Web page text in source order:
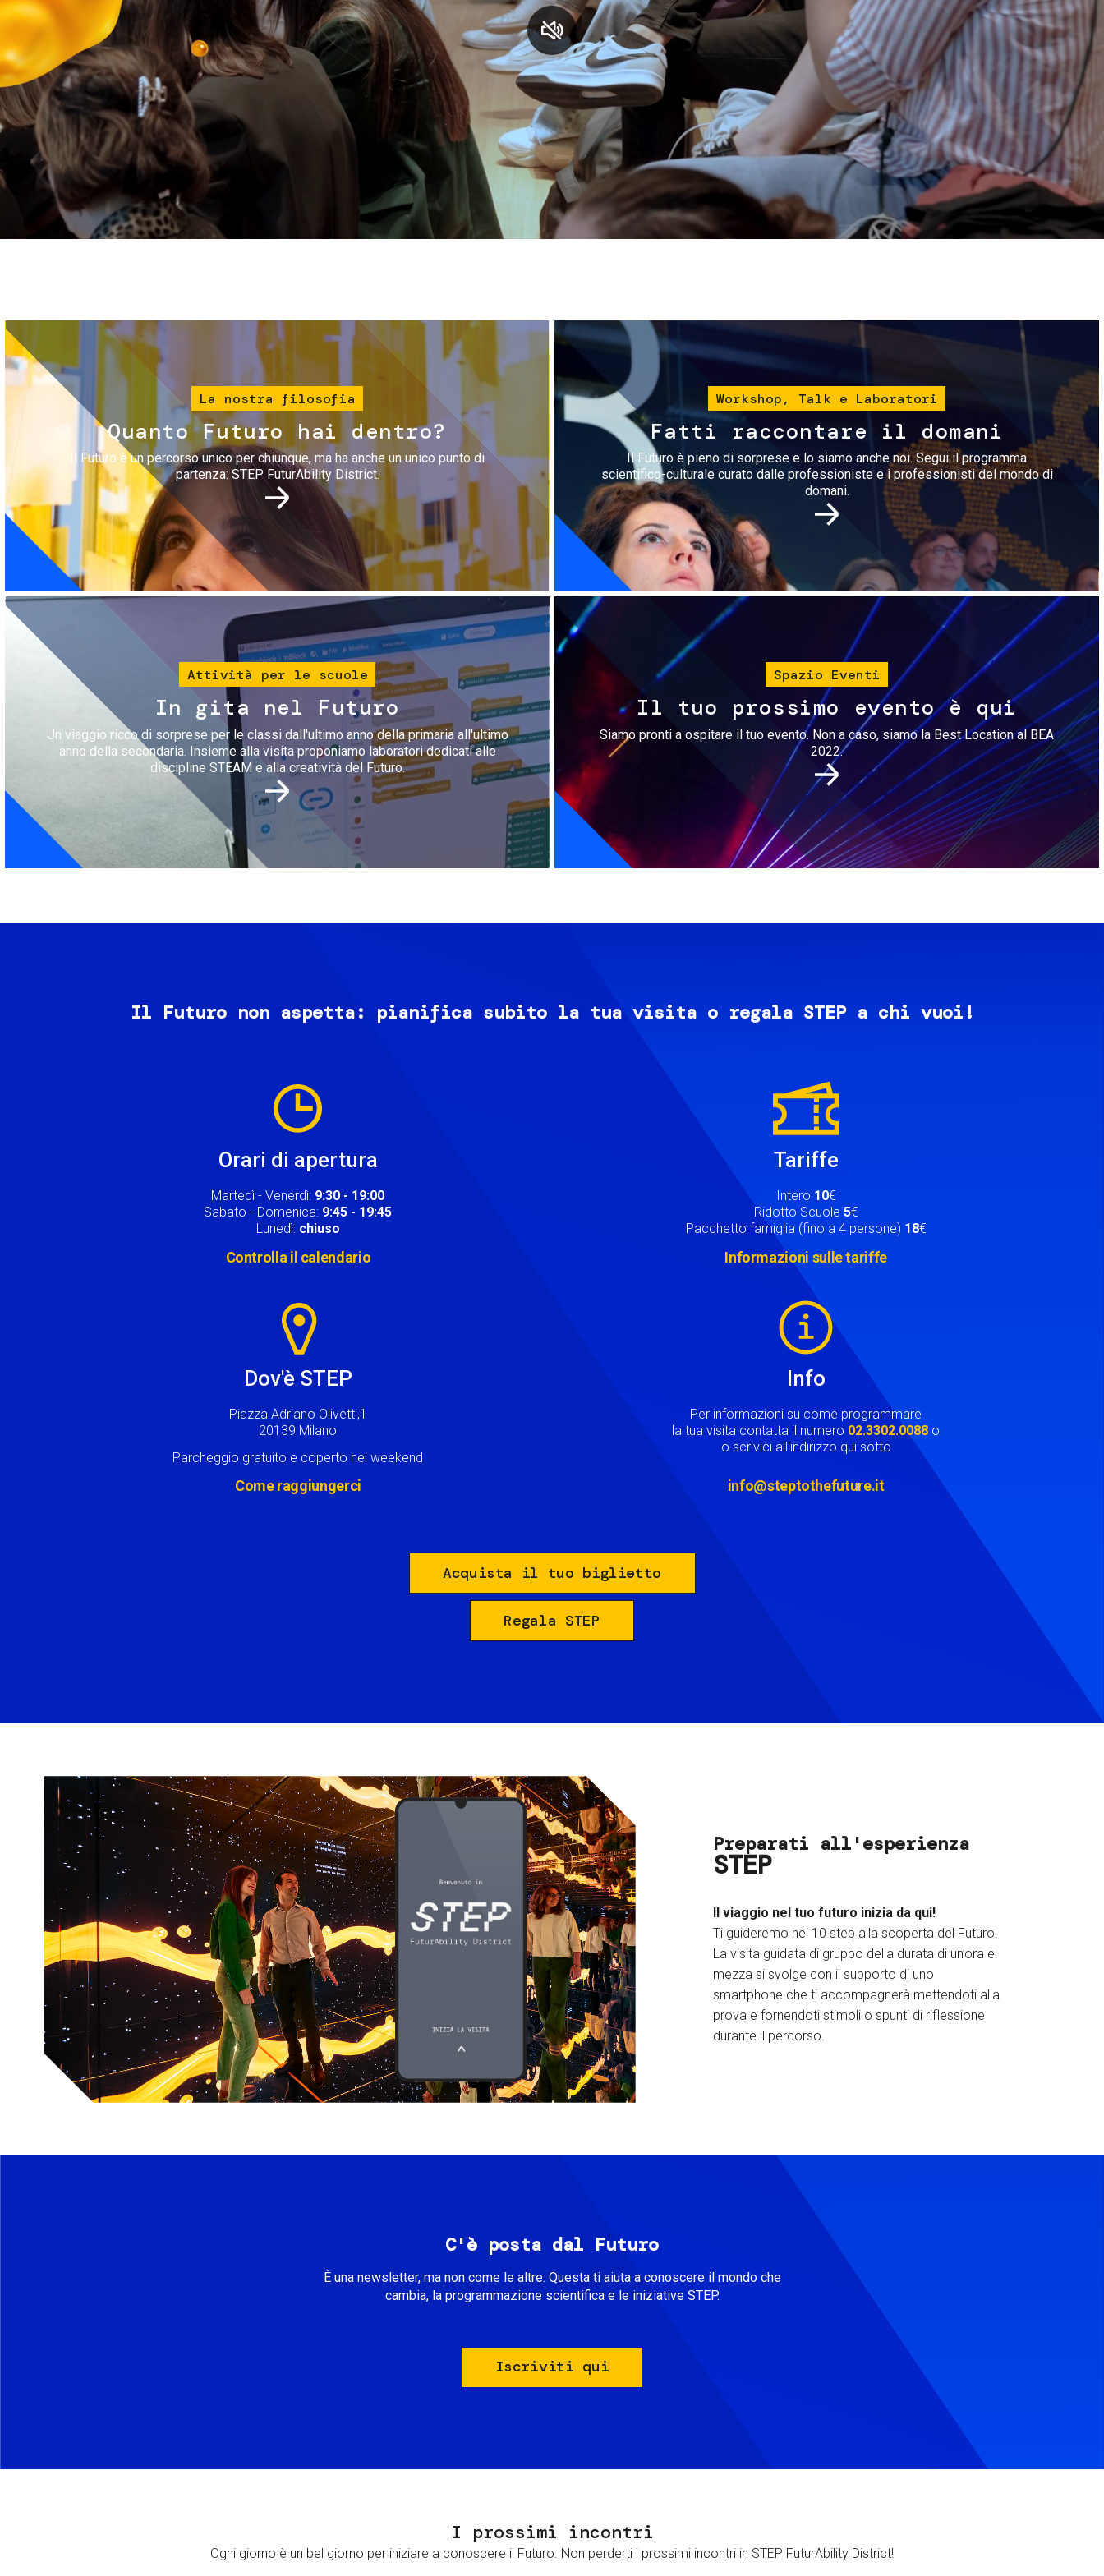
Servizi e accessibilità
Contatti
Biglietti
Immagine
La nostra filosofia
Quanto Futuro hai dentro?
Il Futuro è un percorso unico per chiunque, ma ha anche un unico punto di
partenza: STEP FuturAbility District.
Immagine
Workshop, Talk e Laboratori
Fatti raccontare il domani
Il Futuro è pieno di sorprese e lo siamo anche noi. Segui il programma
scientifico-culturale curato dalle professioniste e i professionisti del mondo di
domani.
Immagine
Attività per le scuole
In gita nel Futuro
Un viaggio ricco di sorprese per le classi dall'ultimo anno della primaria all'ultimo
anno della secondaria. Insieme alla visita proponiamo laboratori dedicati alle
discipline STEAM e alla creatività del Futuro.
Immagine
Spazio Eventi
Il tuo prossimo evento è qui
Siamo pronti a ospitare il tuo evento. Non a caso, siamo la Best Location al BEA
2022.
Il Futuro non aspetta: pianifica subito la tua visita o regala STEP a chi vuoi!
Orari di apertura
Martedì - Venerdì: 9:30 - 19:00
Sabato - Domenica: 9:45 - 19:45
Lunedì: chiuso
Controlla il calendario
Tariffe
Intero 10€
Ridotto Scuole 5€
Pacchetto famiglia (fino a 4 persone) 18€
Informazioni sulle tariffe
Dov'è STEP
Piazza Adriano Olivetti,1
20139 Milano
Parcheggio gratuito e coperto nei weekend
Come raggiungerci
Info
Per informazioni su come programmare
la tua visita contatta il numero 02.3302.0088 o
o scrivici all'indirizzo qui sotto
info@steptothefuture.it
Acquista il tuo biglietto
Regala STEP
Preparati all'esperienza
STEP
Il viaggio nel tuo futuro inizia da qui!
Ti guideremo nei 10 step alla scoperta del Futuro.
La visita guidata di gruppo della durata di un’ora e
mezza si svolge con il supporto di uno
smartphone che ti accompagnerà mettendoti alla
prova e fornendoti stimoli o spunti di riflessione
durante il percorso.
C'è posta dal Futuro
È una newsletter, ma non come le altre. Questa ti aiuta a conoscere il mondo che
cambia, la programmazione scientifica e le iniziative STEP.
Iscriviti qui
I prossimi incontri
Ogni giorno è un bel giorno per iniziare a conoscere il Futuro. Non perderti i prossimi incontri in STEP FuturAbility District!